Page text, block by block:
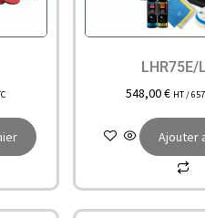
LHR75E/
548,00€ HT /
Ajouter